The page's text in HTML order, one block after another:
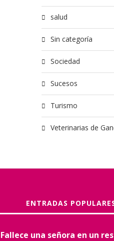
salud
Sin categoría
Sociedad
Sucesos
Turismo
Veterinarias de
ENTRADAS
Fallece una señora en un